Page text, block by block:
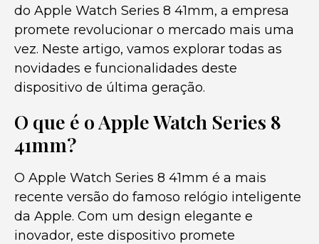
do Apple Watch Series 8 41mm, a empresa
promete revolucionar o mercado mais uma
vez. Neste artigo, vamos explorar todas as
novidades e funcionalidades deste
dispositivo de última geração.
O que é o Apple Watch Series 8
41mm?
O Apple Watch Series 8 41mm é a mais
recente versão do famoso relógio inteligente
da Apple. Com um design elegante e
inovador, este dispositivo promete